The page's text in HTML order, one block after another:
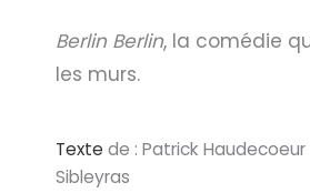
Berlin Berlin, la comédie
les murs.
Texte de : Patrick
Sibleyras